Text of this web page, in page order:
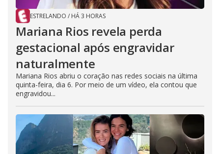
ESTRELANDO / HÁ 3 HORAS
Mariana Rios revela perda
gestacional após engravidar
naturalmente
Mariana Rios abriu o coração nas redes sociais na última
quinta-feira, dia 6. Por meio de um vídeo, ela contou que
engravidou...